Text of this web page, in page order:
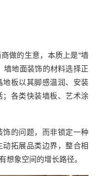
做的生意，本质上是“墙
墙地面装饰的材料选择正
板以其脚感温润、安装
各类快装墙板、艺术涂
的问题，而非锁定一种
拓展品类边界，整合相
想象空间的增长路径。